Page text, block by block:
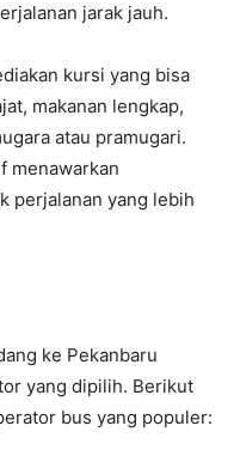
jarak jauh.
kursi yang bisa
makanan lengkap,
atau pramugari.
menawarkan
perjalanan yang lebih
ke Pekanbaru
yang dipilih. Berikut
bus yang populer: